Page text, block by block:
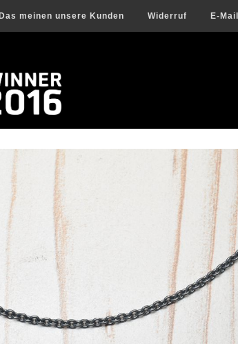
Das meinen unsere Kunden Widerruf E-Mail